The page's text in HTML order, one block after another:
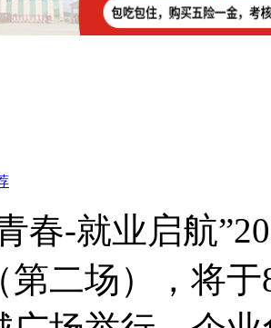
春-就业启航
第二场），将